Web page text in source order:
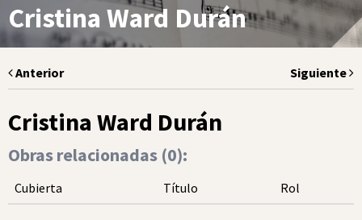
Cristina Ward Durán
Anterior Siguiente
Cristina Ward Durán
Obras relacionadas (0):
Cubierta Título Rol